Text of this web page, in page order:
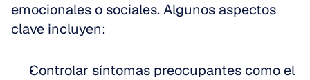
emocionales o sociales. Algunos aspectos
clave incluyen:
Controlar síntomas preocupantes como el